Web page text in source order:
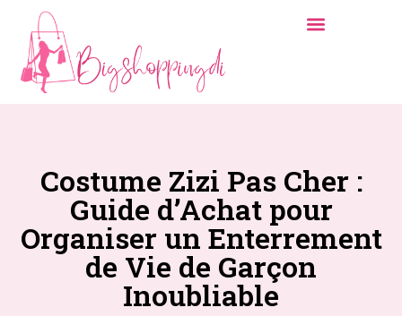
Costume Zizi Pas Cher :
Guide d’Achat pour
Organiser un Enterrement
de Vie de Garçon
Inoubliable